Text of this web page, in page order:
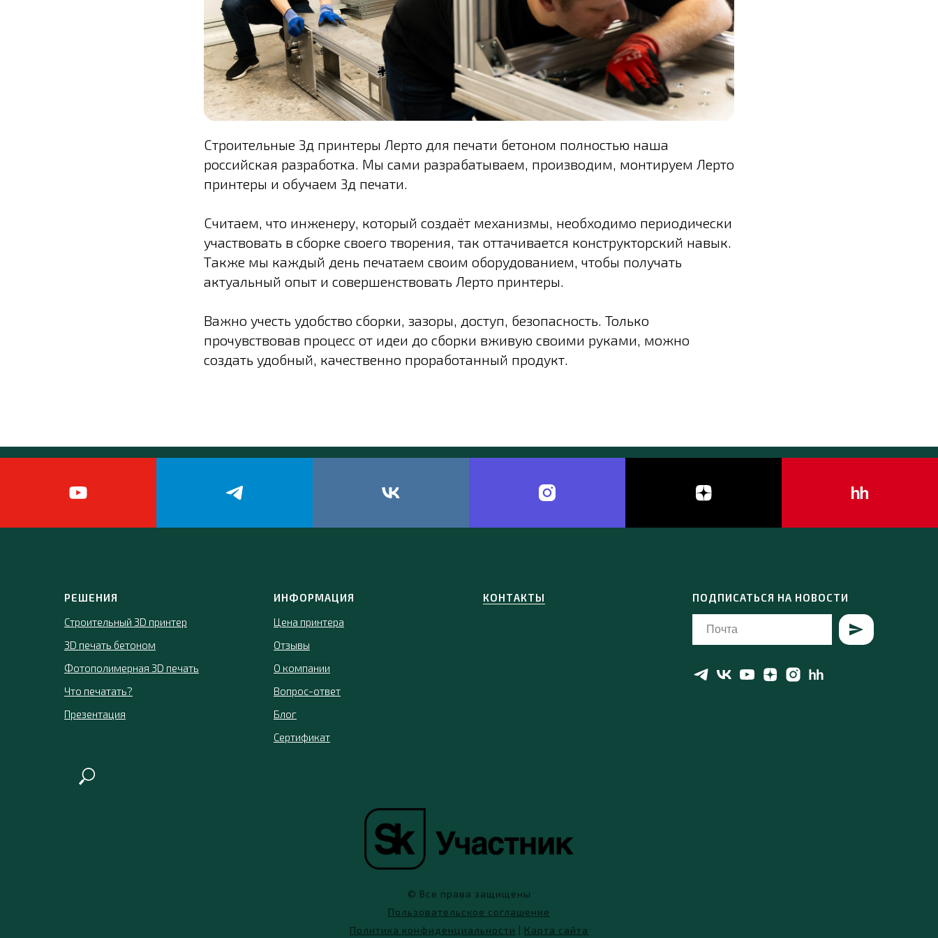
Строительные 3д принтеры Лерто для печати бетоном полностью наша
российская разработка. Мы сами разрабатываем, производим, монтируем Лерто
принтеры и обучаем 3д печати.
Считаем, что инженеру, который создаёт механизмы, необходимо периодически
участвовать в сборке своего творения, так оттачивается конструкторский навык.
Также мы каждый день печатаем своим оборудованием, чтобы получать
актуальный опыт и совершенствовать Лерто принтеры.
Важно учесть удобство сборки, зазоры, доступ, безопасность. Только
прочувствовав процесс от идеи до сборки вживую своими руками, можно
создать удобный, качественно проработанный продукт.
РЕШЕНИЯ
Строительный 3D принтер
3D печать бетоном
Фотополимерная 3D печать
Что печатать?
Презентация
ИНФОРМАЦИЯ
Цена принтера
Отзывы
О компании
Вопрос-ответ
Блог
Сертификат
КОНТАКТЫ ПОДПИСАТЬСЯ НА НОВОСТИ
© Все права защищены
Пользовательское соглашение
Политика конфиденциальности
Карта сайта